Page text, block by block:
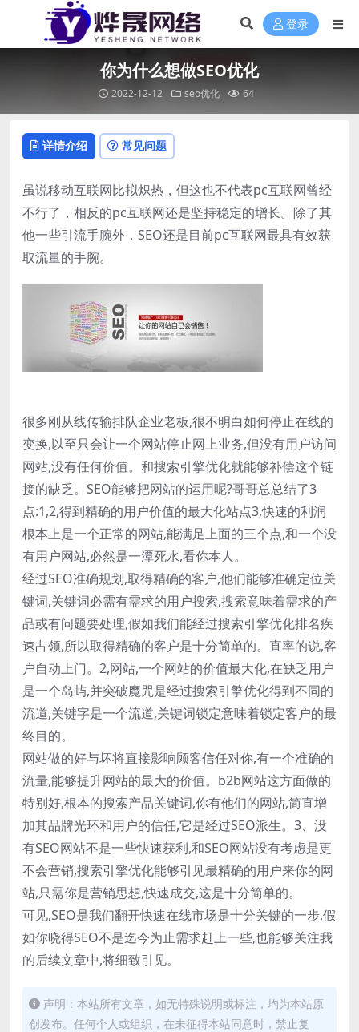
登录
你为什么想做SEO优化
2022-12-12 seo优化 64
详情介绍 常见问题
虽说移动互联网比拟炽热，但这也不代表pc互联网曾经
不行了，相反的pc互联网还是坚持稳定的增长。除了其
他一些引流手腕外，SEO还是目前pc互联网最具有效获
取流量的手腕。
很多刚从线传输排队企业老板,很不明白如何停止在线的
变换,以至只会让一个网站停止网上业务,但没有用户访问
网站,没有任何价值。和搜索引擎优化就能够补偿这个链
接的缺乏。SEO能够把网站的运用呢?哥哥总总结了3
点:1,2,得到精确的用户价值的最大化站点3,快速的利润
根本上是一个正常的网站,能满足上面的三个点,和一个没
有用户网站,必然是一潭死水,看你本人。
经过SEO准确规划,取得精确的客户,他们能够准确定位关
键词,关键词必需有需求的用户搜索,搜索意味着需求的产
品或有问题要处理,假如我们能经过搜索引擎优化排名疾
速占领,所以取得精确的客户是十分简单的。直率的说,客
户自动上门。2,网站,一个网站的价值最大化,在缺乏用户
是一个岛屿,并突破魔咒是经过搜索引擎优化得到不同的
流道,关键字是一个流道,关键词锁定意味着锁定客户的最
终目的。
网站做的好与坏将直接影响顾客信任对你,有一个准确的
流量,能够提升网站的最大的价值。b2b网站这方面做的
特别好,根本的搜索产品关键词,你有他们的网站,简直增
加其品牌光环和用户的信任,它是经过SEO派生。3、没
有SEO网站不是一些快速获利,和SEO网站没有考虑是更
不会营销,搜索引擎优化能够引见最精确的用户来你的网
站,只需你是营销思想,快速成交,这是十分简单的。
可见,SEO是我们翻开快速在线市场是十分关键的一步,假
如你晓得SEO不是迄今为止需求赶上一些,也能够关注我
的后续文章中,将细致引见。
声明：本站所有文章，如无特殊说明或标注，均为本站原
创发布。任何个人或组织，在未征得本站同意时，禁止复